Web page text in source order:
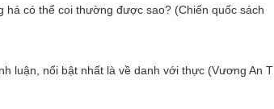
há có thể coi thường được sao? (Chiến quốc sách
luận, nổi bật nhất là về danh với thực (Vương An